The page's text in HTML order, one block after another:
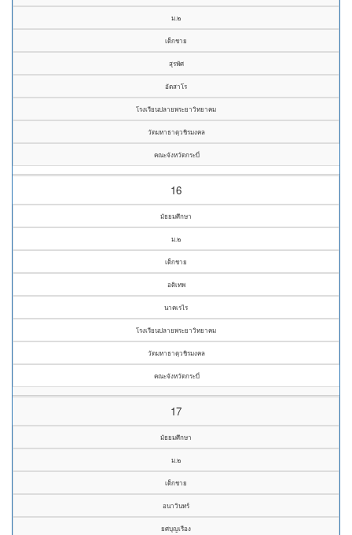
ม.๒
เด็กชาย
สุรพัศ
อัตสาโร
โรงเรียนปลายพระยาวิทยาคม
วัดมหาธาตุวชิรมงคล
คณะจังหวัดกระบี่
16
มัธยมศึกษา
ม.๒
เด็กชาย
อดิเทพ
นาคเรไร
โรงเรียนปลายพระยาวิทยาคม
วัดมหาธาตุวชิรมงคล
คณะจังหวัดกระบี่
17
มัธยมศึกษา
ม.๒
เด็กชาย
อนาวินทร์
ยศบุญเรือง